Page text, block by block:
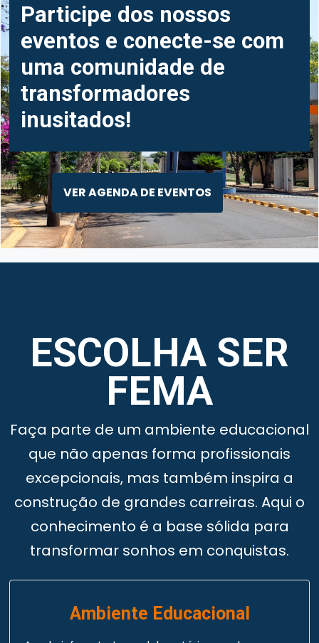
Participe dos nossos
eventos e conecte-se com
uma comunidade de
transformadores
inusitados!
VER AGENDA DE EVENTOS
ESCOLHA SER
FEMA
Faça parte de um ambiente educacional
que não apenas forma profissionais
excepcionais, mas também inspira a
construção de grandes carreiras. Aqui o
conhecimento é a base sólida para
transformar sonhos em conquistas.
Ambiente Educacional